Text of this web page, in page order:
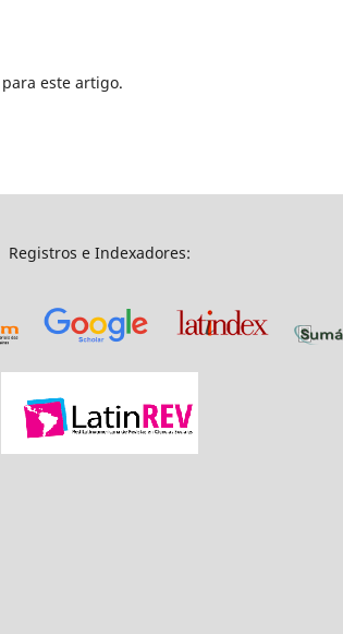
para este artigo.
Registros e Indexadores: